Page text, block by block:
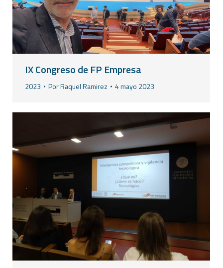
IX Congreso de FP Empresa
2023 PorRaquel Ramirez 4 mayo 2023